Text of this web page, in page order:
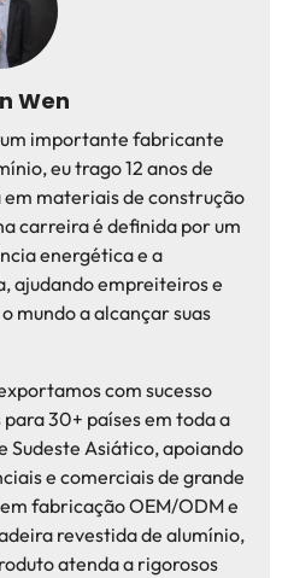
Wen
importante fabricante
eu trago 12 anos de
materiais de construção
carreira é definida por um
energética e a
ajudando empreiteiros e
mundo a alcançar suas
com sucesso
30+ países em toda a
Sudeste Asiático, apoiando
e comerciais de grande
fabricação OEM/ODM e
revestida de alumínio,
atenda a rigorosos